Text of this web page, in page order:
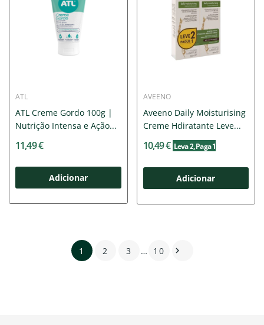
ATL
ATL Creme Gordo 100g |
Nutrição Intensa e Ação...
11,49 €
Adicionar
AVEENO
Aveeno Daily Moisturising
Creme Hdiratante Leve...
10,49 € Leva 2, Paga 1
Adicionar
1 2 3 … 10 